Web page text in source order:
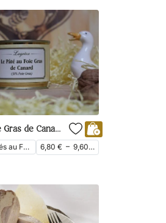
Le Pâté au Foie Gras de Canard 25%
Pâtés, Spécialités au Foie Gras, Tartinades 6,80 € – 9,60 €